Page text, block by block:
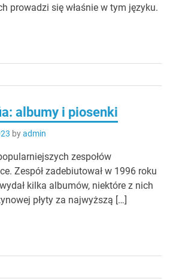
prowadzi się właśnie w tym języku.
albumy i piosenki
byadmin
zespołów
Zespół zadebiutował w 1996 roku
kilka albumów, niektóre z nich
płyty za najwyższą […]